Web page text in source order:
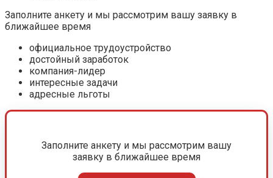
Заполните анкету и мы рассмотрим вашу заявку в
ближайшее время
официальное трудоустройство
достойный заработок
компания-лидер
интересные задачи
адресные льготы
Заполните анкету и мы рассмотрим вашу
заявку в ближайшее время